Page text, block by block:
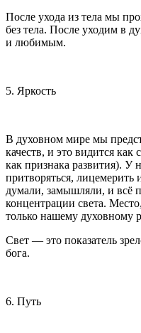
После ухода из тела мы
без тела. После уходим в
и любимым.
5. Яркость
В духовном мире мы
качеств, и это видится как
как признака развития). У
притворяться, лицемерить
думали, замышляли, и всё
концентрации света.
только нашему духовному
Свет — это показатель
бога.
6. Путь